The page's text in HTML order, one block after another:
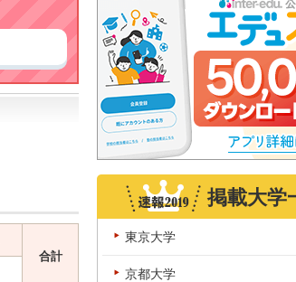
合計
掲載大学
東京大学
京都大学